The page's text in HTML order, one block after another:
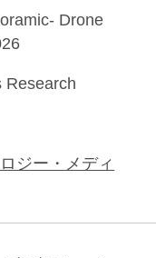
Drone
Research
ジー・メディ